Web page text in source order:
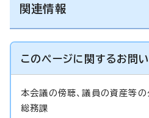
関連情報
このページに関するお問
本会議の傍聴、議員の資産等
総務課